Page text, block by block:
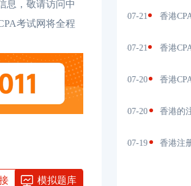
息，敬请访问中
考试网将全程
模拟题库
师怎么
香港CPA和
香港CPA和
香港CPA好
香港的注册
香港注册会